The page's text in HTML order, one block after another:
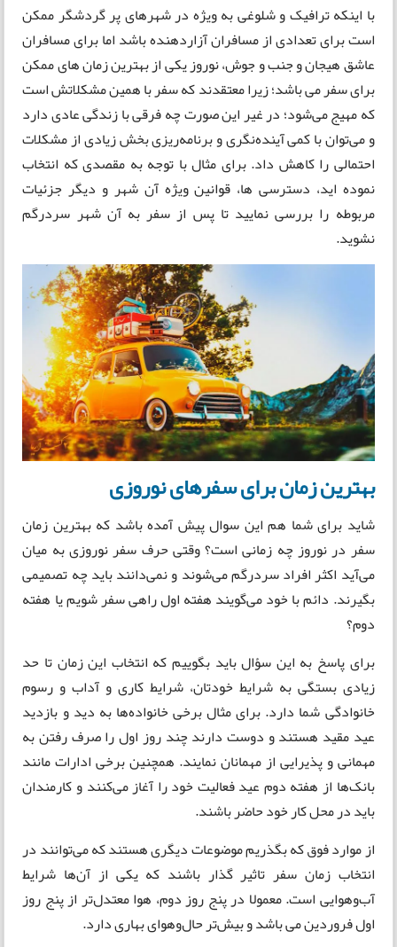
با اینکه ترافیک و شلوغی به ویژه در شهرهای پر گردشگر ممکن
است برای تعدادی از مسافران آزاردهنده باشد اما برای مسافران
عاشق هیجان و جنب و جوش، نوروز یکی از بهترین زمان های ممکن
برای سفر می باشد؛ زیرا معتقدند که سفر با همین مشکلاتش است
که مهیج می‌شود؛ در غیر این صورت چه فرقی با زندگی عادی دارد
و می‌توان با کمی آینده‌نگری و برنامه‌ریزی بخش زیادی از مشکلات
احتمالی را کاهش داد. برای مثال با توجه به مقصدی که انتخاب
نموده اید، دسترسی ها، قوانین ویژه آن شهر و دیگر جزئیات
مربوطه را بررسی نمایید تا پس از سفر به آن شهر سردرگم
نشوید.
بهترین زمان برای سفرهای نوروزی
شاید برای شما هم این سوال پیش آمده باشد که بهترین زمان
سفر در نوروز چه زمانی است؟ وقتی حرف سفر نوروزی به میان
می‌آید اکثر افراد سردرگم می‌شوند و نمی‌دانند باید چه تصمیمی
بگیرند. دائم با خود می‌گویند هفته اول راهی سفر شویم یا هفته
دوم؟
برای پاسخ به این سؤال باید بگوییم که انتخاب این زمان تا حد
زیادی بستگی به شرایط خودتان، شرایط کاری و آداب و رسوم
خانوادگی شما دارد. برای مثال برخی خانواده‌ها به دید و بازدید
عید مقید هستند و دوست دارند چند روز اول را صرف رفتن به
مهمانی و پذیرایی از مهمانان نمایند. همچنین برخی ادارات مانند
بانک‌ها از هفته دوم عید فعالیت خود را آغاز می‌کنند و کارمندان
باید در محل کار خود حاضر باشند.
از موارد فوق که بگذریم موضوعات دیگری هستند که می‌توانند در
انتخاب زمان سفر تاثیر گذار باشند که یکی از آن‌ها شرایط
آب‌وهوایی است. معمولا در پنج روز دوم، هوا معتدل‌تر از پنج روز
اول فروردین می باشد و بیش‌تر حال‌وهوای بهاری دارد.